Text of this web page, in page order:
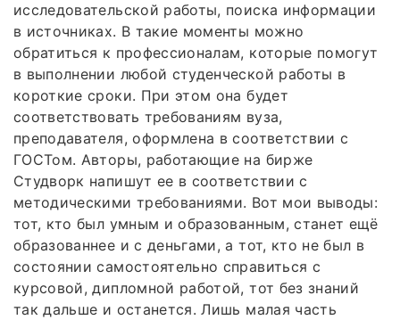
исследовательской работы, поиска информации
в источниках. В такие моменты можно
обратиться к профессионалам, которые помогут
в выполнении любой студенческой работы в
короткие сроки. При этом она будет
соответствовать требованиям вуза,
преподавателя, оформлена в соответствии с
ГОСТом. Авторы, работающие на бирже
Студворк напишут ее в соответствии с
методическими требованиями. Вот мои выводы:
тот, кто был умным и образованным, станет ещё
образованнее и с деньгами, а тот, кто не был в
состоянии самостоятельно справиться с
курсовой, дипломной работой, тот без знаний
так дальше и останется. Лишь малая часть